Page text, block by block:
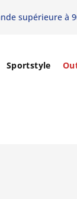
supérieure à
Sportstyle